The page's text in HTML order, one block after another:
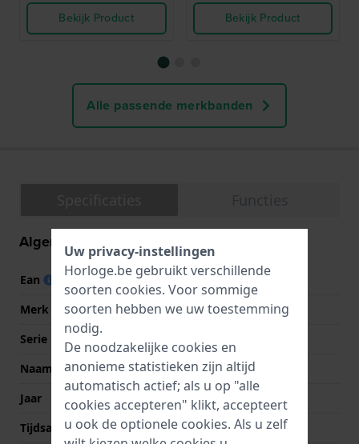
Bekijk Product
Bekijk Product
Alle passende merkbanden
Algemene informatie
Ean
4064092223903
Merk
Diesel
Serie
Diesel Classic
Naam
Cliffhanger
Jaar
2023 Herfst/Winter
Tijdsaanduiding
Analoog
Uw privacy-instellingen
Horloge.be gebruikt verschillende
soorten cookies. Voor sommige
soorten hebben we uw toestemming
nodig.
De noodzakelijke cookies en
anonieme statistieken zijn altijd
automatisch actief; als u op "alle
cookies accepteren" klikt, accepteert
u ook de optionele cookies. Als u zelf